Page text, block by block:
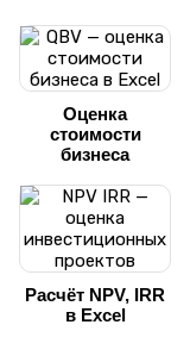
Оценка
стоимости
бизнеса
Расчёт NPV, IRR
в Excel